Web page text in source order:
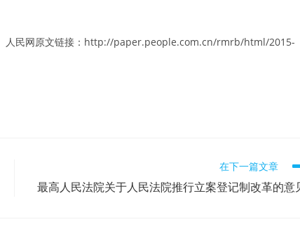
人民网原文链接：http://paper.people.com.cn/rmrb/html/2015-
在下一篇文章
最高人民法院关于人民法院推行立案登记制改革的意